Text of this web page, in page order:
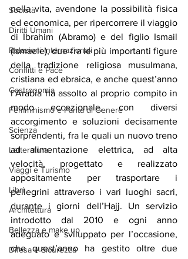
Società
Diritti Umani
Relazioni Internazionali
Conflitti e Pace
Gastronomia
Femminismo e Parità di Genere
Scienza
Letteratura
Viaggi e Turismo
Libri
Architettura
Bellezza e make up
Difesa e Sicurezza
nella vita, avendone la possibilità fisica
ed economica, per ripercorrere il viaggio
di Ibrahim (Abramo) e del figlio Ismail
(Ismaele), due fra le più importanti figure
della tradizione religiosa musulmana,
cristiana ed ebraica, e anche quest’anno
l’Arabia ha assolto al proprio compito in
modo eccezionale, con diversi
accorgimento e soluzioni decisamente
sorprendenti, fra le quali un nuovo treno
ad alimentazione elettrica, ad alta
velocità, progettato e realizzato
appositamente per trasportare i
pellegrini attraverso i vari luoghi sacri,
durante i giorni dell’Hajj. Un servizio
introdotto dal 2010 e ogni anno
adeguato e sviluppato per l’occasione,
che quest’anno ha gestito oltre due